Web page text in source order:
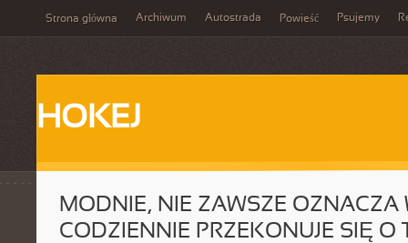
Strona główna Archiwum Autostrada Powieść Psujemy
HOKEJ
MODNIE, NIE ZAWSZE OZNACZA
CODZIENNIE PRZEKONUJE SIĘ O